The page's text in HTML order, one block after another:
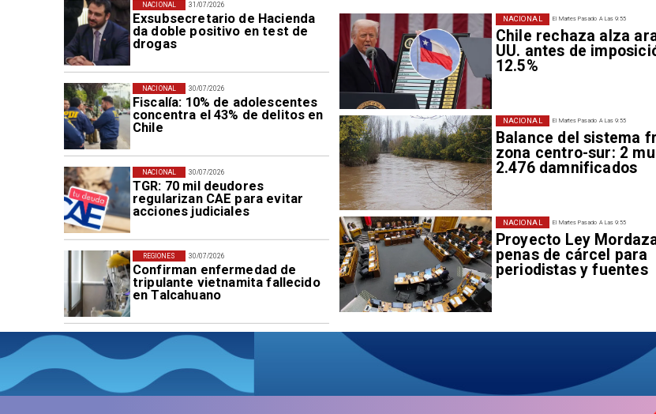
31/07/2026
Exsubsecretario de Hacienda
da doble positivo en test de
drogas
NACIONAL
30/07/2026
Fiscalía: 10% de adolescentes
concentra el 43% de delitos en
Chile
NACIONAL
30/07/2026
TGR: 70 mil deudores
regularizan CAE para evitar
acciones judiciales
NACIONAL
30/07/2026
Confirman enfermedad de
tripulante vietnamita fallecido
en Talcahuano
REGIONES
El Martes Pasado A Las 9:55
Chile rechaza alza
UU. antes de
12.5%
NACIONAL
El Martes Pasado A Las 9:55
Balance del sistema
zona centro-sur: 2
2.476 damnificados
NACIONAL
El Martes Pasado A Las 9:55
Proyecto Ley
penas de cárcel para
periodistas y fuentes
NACIONAL